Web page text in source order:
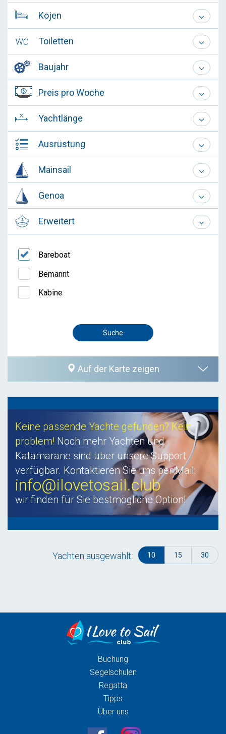
Kojen
Toiletten
Baujahr
Preis pro Woche
Yachtlänge
Ausrüstung
Mainsail
Genoa
Erweitert
Bareboat
Bemannt
Kabine
Auf der Karte zeigen
Keine passende Yachte gefunden? Kein
problem! Noch mehr Yachten und
Katamarane sind über unsere Support
verfügbar. Kontaktieren Sie uns per Mail:
info@ilovetosail.club
wir finden für Sie bestmögliche Option!
Yachten ausgewählt: 10 15 30
Buchung
Segelschulen
Regatta
Tipps
Über uns